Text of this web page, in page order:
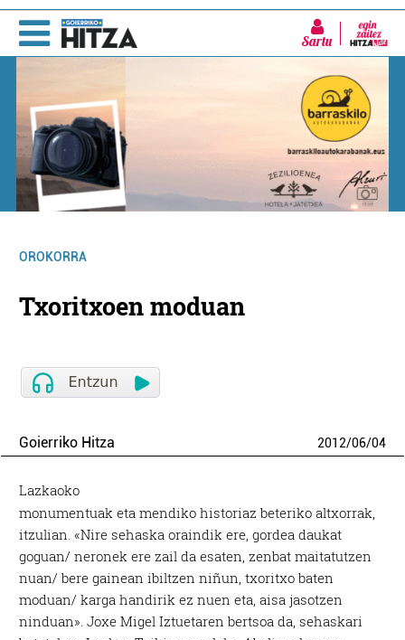
Sartu
OROKORRA
Txoritxoen moduan
Goierriko Hitza 2012/06/04
Lazkaoko
monumentuak eta mendiko historiaz beteriko altxorrak,
itzulian. «Nire sehaska oraindik ere, gordea daukat
goguan/ neronek ere zail da esaten, zenbat maitatutzen
nuan/ bere gainean ibiltzen niñun, txoritxo baten
moduan/ karga handirik ez nuen eta, aisa jasotzen
ninduan». Joxe Migel Iztuetaren bertsoa da, sehaskari